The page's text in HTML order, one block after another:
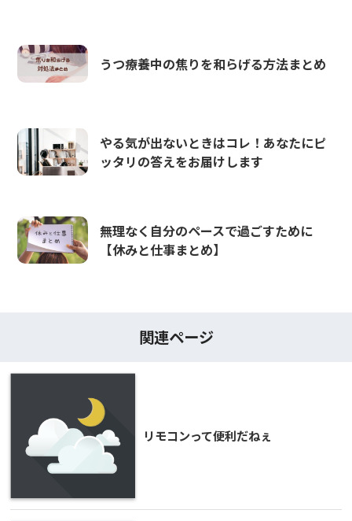
うつ療養中の焦りを和らげる方法まとめ
やる気が出ないときはコレ！あなたにピ
ッタリの答えをお届けします
無理なく自分のペースで過ごすために
【休みと仕事まとめ】
関連ページ
リモコンって便利だねぇ